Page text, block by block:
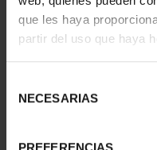
que les haya
partir del uso que haya
NECESARIAS
PREFERENCIAS